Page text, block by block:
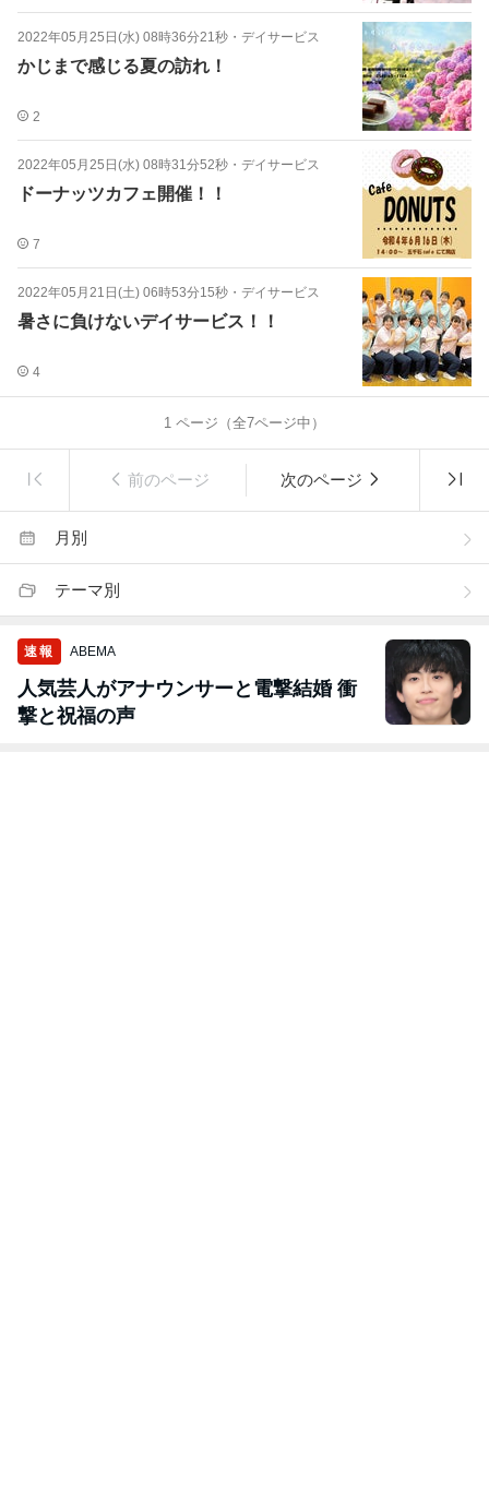
2022年05月25日(水) 08時36分21秒 ・ デイサービス
かじまで感じる夏の訪れ！
2
2022年05月25日(水) 08時31分52秒 ・ デイサービス
ドーナッツカフェ開催！！
7
2022年05月21日(土) 06時53分15秒 ・ デイサービス
暑さに負けないデイサービス！！
4
1 ページ（全7ページ中）
前のページ 次のページ
月別
テーマ別
速報 ABEMA
人気芸人がアナウンサーと電撃結婚 衝
撃と祝福の声